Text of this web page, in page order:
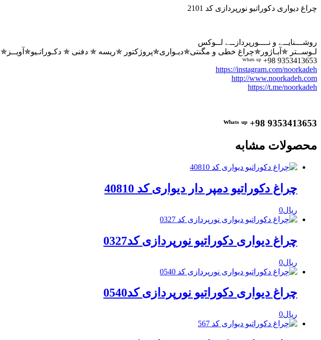
چراغ دیواری دکوراتیو نورپردازی کد 2101
روشـــنایــے و نــــورپردازــے لــوکس
لـوســتر ✯آبـاژور✯چراغ خطی و مگنتی✯دیـواری✯پروژکتور ✯ریسه ✯ دفنی ✯ دکـوراتـیو✯آویــز✯
ᵂʰᵃᵗˢ ᵘᵖ +98 9353413653
https://instagram.com/noorkadeh
http://www.noorkadeh.com
https://t.me/noorkadeh
ᵂʰᵃᵗˢ ᵘᵖ +98 9353413653
محصولات مشابه
چراغ دکوراتیو دمپر دار دیواری کد 40810
ریال0
چراغ دیواری دکوراتیو نورپردازی کد0327
ریال0
چراغ دیواری دکوراتیو نورپردازی کد0540
ریال0